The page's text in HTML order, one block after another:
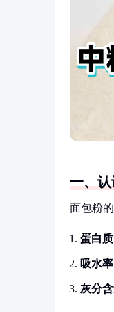
一、
面包粉
蛋白
吸水率
灰分